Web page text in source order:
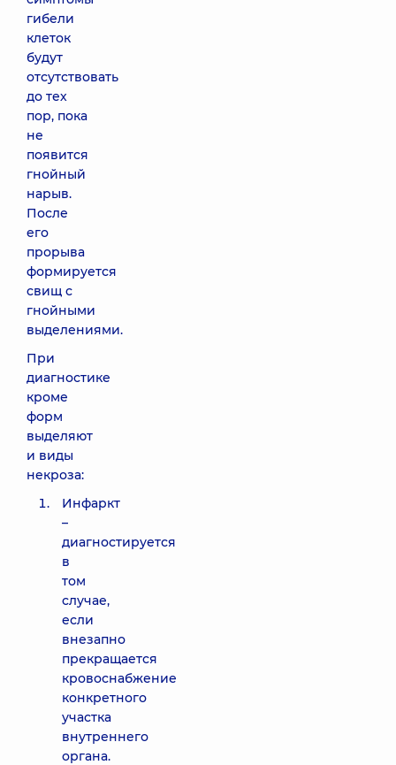
гибели
клеток
будут
отсутствовать
до тех
пор, пока
не
появится
гнойный
нарыв.
После
его
прорыва
формируется
свищ с
гнойными
выделениями.
При
диагностике
кроме
форм
выделяют
и виды
некроза:
Инфаркт
–
диагностируется
в
том
случае,
если
внезапно
прекращается
кровоснабжение
конкретного
участка
внутреннего
органа.